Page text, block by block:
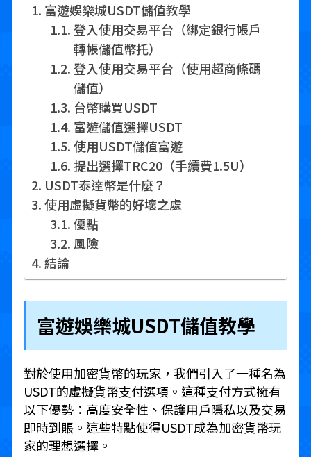
富遊娛樂城USDT儲值教學
登入使用交易平台（綁定銀行帳戶
轉帳儲值幣托）
登入使用交易平台（使用超商條碼
儲值）
台幣購買USDT
富遊儲值選擇USDT
使用USDT儲值富遊
提出選擇TRC20（手續費1.5U）
USDT泰達幣是什麼？
使用虛擬貨幣的好壞之處
優點
風險
結論
富遊娛樂城USDT儲值教學
對於使用加密貨幣的玩家，我們引入了一種名為
USDT的虛擬貨幣支付選項。這種支付方式擁有
以下優勢：高度安全性、保護用戶隱私以及交易
即時到賬。這些特點使得USDT成為加密貨幣玩
家的理想選擇。